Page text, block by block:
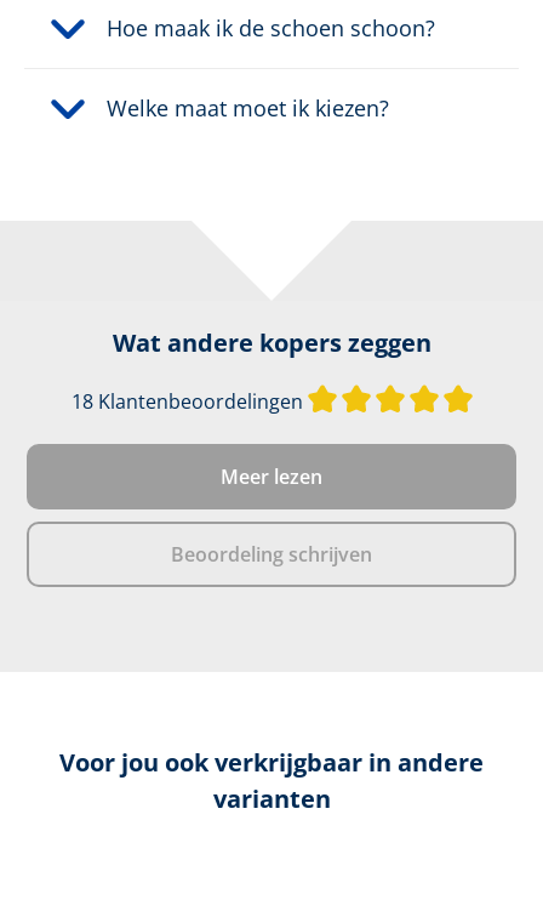
Hoe maak ik de schoen schoon?
Welke maat moet ik kiezen?
Wat andere kopers zeggen
18 Klantenbeoordelingen
Meer lezen
Beoordeling schrijven
Voor jou ook verkrijgbaar in andere
varianten